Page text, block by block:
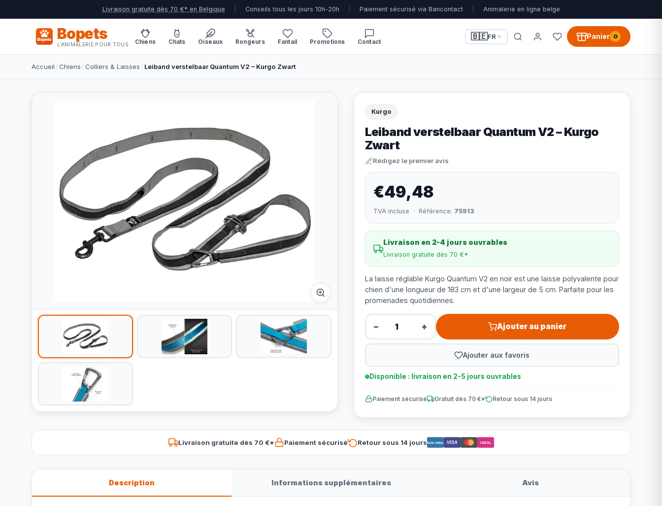
Livraison gratuite dès 70 €* en Belgique Conseils tous les jours 10h-20h Paiement sécurisé via Bancontact Animalerie en ligne belge
Bopets
L'ANIMALERIE POUR TOUS Chiens Chats Oiseaux Rongeurs Fantail Promotions Contact
🇧🇪FR Panier 0
Accueil /Chiens /Colliers & Laisses / Leiband verstelbaar Quantum V2 – Kurgo Zwart
Kurgo
Leiband verstelbaar Quantum V2 – Kurgo
Zwart
Rédigez le premier avis
€49,48
TVA incluse · Référence: 75913
Livraison en 2-4 jours ouvrables
Livraison gratuite dès 70 €*
La laisse réglable Kurgo Quantum V2 en noir est une laisse polyvalente pour
chien d'une longueur de 183 cm et d'une largeur de 5 cm. Parfaite pour les
promenades quotidiennes.
− + Ajouter au panier
Ajouter aux favoris
Disponible : livraison en 2-5 jours ouvrables
Paiement sécurisé Gratuit dès 70 €* Retour sous 14 jours
Livraison gratuite dès 70 €* Paiement sécurisé Retour sous 14 joursBancontact VISA iDEAL
Description Informations supplémentaires Avis